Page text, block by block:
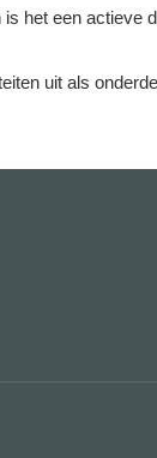
het een actieve
uit als